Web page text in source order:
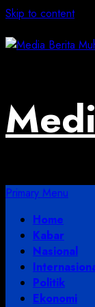
Skip to content
Primary Menu
Home
Kabar
Nasional
Politik
Ekonomi